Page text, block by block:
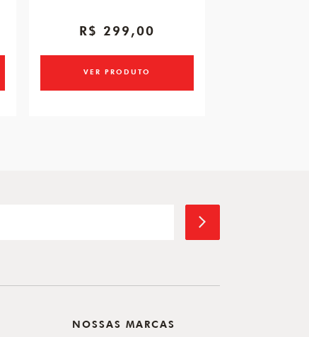
R$ 299,00
VER PRODUTO
NOSSAS MARCAS